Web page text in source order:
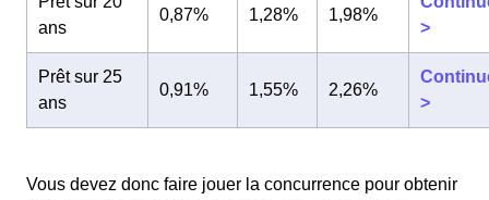
ans
0,87% 1,28% 1,98%
>
Prêt sur 25
ans
0,91% 1,55% 2,26%
>
Vous devez donc faire jouer la concurrence pour obtenir